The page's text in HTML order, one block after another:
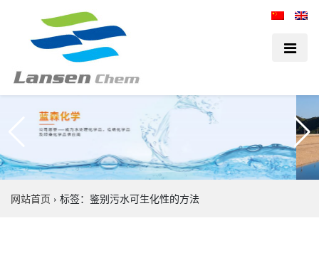
网站首页 › 标签：鉴别污水可生化性的方法